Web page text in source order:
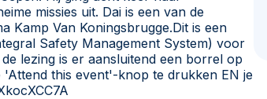
missies uit. Dai is een van de
Kamp Van Koningsbrugge.Dit is een
Safety Management System) voor
lezing is er aansluitend een borrel op
this event'-knop te drukken EN je